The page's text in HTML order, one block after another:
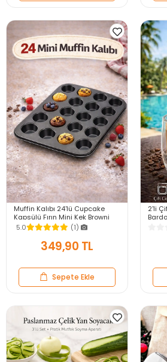
Muffin Kalıbı 24'lü Cupcake
Kapsülü Fırın Mini Kek Browni
Kekstra Kurabiye Kalıbı Muffin
Baking Pan
5.0 (1)
349,90 TL
Sepete Ekle
2'li